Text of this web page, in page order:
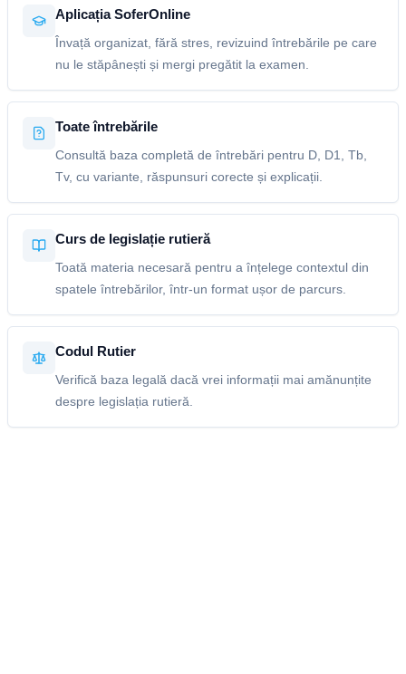
Aplicația SoferOnline
Învață organizat, fără stres, revizuind întrebările pe care
nu le stăpânești și mergi pregătit la examen.
Toate întrebările
Consultă baza completă de întrebări pentru D, D1, Tb,
Tv, cu variante, răspunsuri corecte și explicații.
Curs de legislație rutieră
Toată materia necesară pentru a înțelege contextul din
spatele întrebărilor, într-un format ușor de parcurs.
Codul Rutier
Verifică baza legală dacă vrei informații mai amănunțite
despre legislația rutieră.